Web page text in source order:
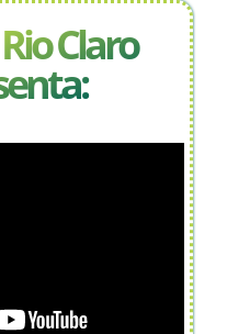
Claro